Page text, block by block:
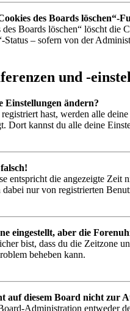
des Boards löschen“-
Boards löschen“ löscht die
Status – sofern von der
und -
Einstellungen ändern?
hast, werden alle
Dort kannst du alle deine
entspricht die angezeigte Zeit
dabei nur von registrierten
eingestellt, aber die
bist, dass du die Zeitzone
beheben kann.
auf diesem Board nicht zur
Administration entweder